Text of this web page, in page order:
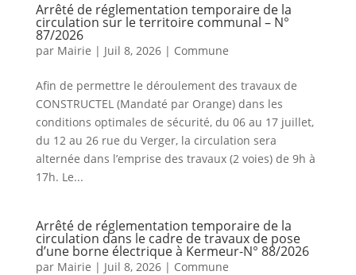
Arrêté de réglementation temporaire de la
circulation sur le territoire communal – N°
87/2026
par Mairie | Juil 8, 2026| Commune
Afin de permettre le déroulement des travaux de
CONSTRUCTEL (Mandaté par Orange) dans les
conditions optimales de sécurité, du 06 au 17 juillet,
du 12 au 26 rue du Verger, la circulation sera
alternée dans l’emprise des travaux (2 voies) de 9h à
17h. Le...
Arrêté de réglementation temporaire de la
circulation dans le cadre de travaux de pose
d’une borne électrique à Kermeur-N° 88/2026
par Mairie | Juil 8, 2026| Commune